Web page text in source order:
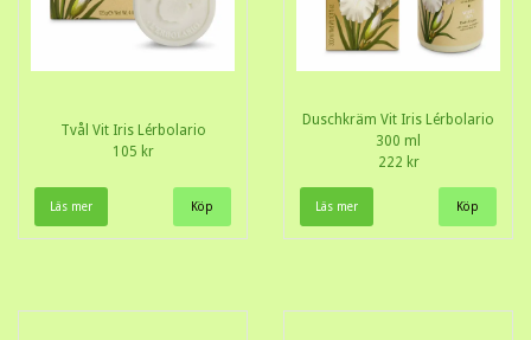
Tvål Vit Iris Lérbolario
105 kr
Läs mer
Duschkräm Vit Iris Lérbolario
300 ml
222 kr
Läs mer